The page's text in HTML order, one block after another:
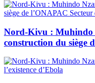
Nord-Kivu : Muhindo
construction du siège